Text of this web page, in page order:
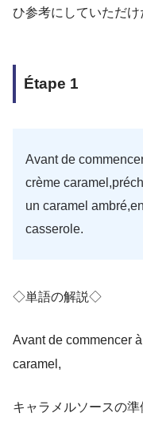
ひ参考にしていただけ
Étape 1
Avant de
crème
un caramel
casserole.
◇単語の解説◇
Avant de commencer
caramel,
キャラメルソースの準